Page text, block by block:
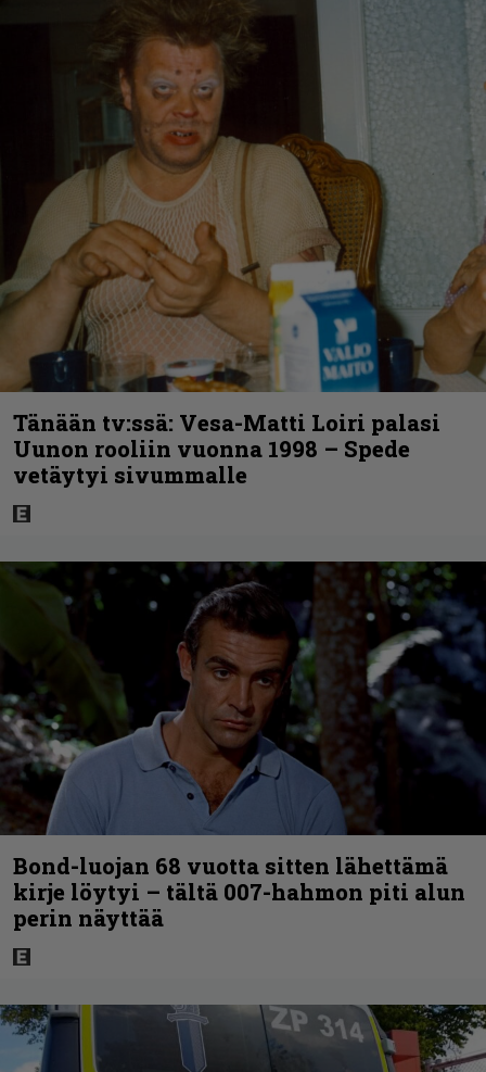
Tänään tv:ssä: Vesa-Matti Loiri palasi
Uunon rooliin vuonna 1998 – Spede
vetäytyi sivummalle
Bond-luojan 68 vuotta sitten lähettämä
kirje löytyi – tältä 007-hahmon piti alun
perin näyttää